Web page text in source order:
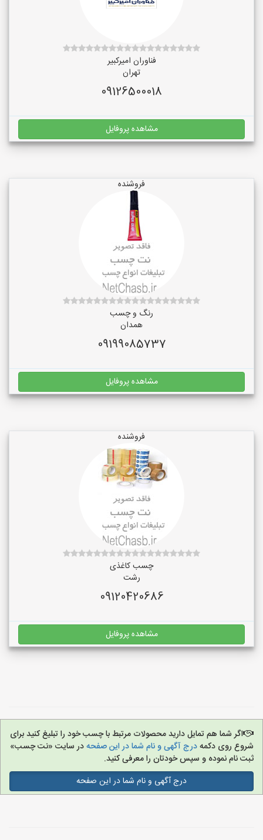
فناوران امیرکبیر
تهران
09126500018
مشاهده پروفایل
فروشنده
رنگ و چسب
همدان
09199085737
مشاهده پروفایل
فروشنده
چسب کاغذی
رشت
09120420686
مشاهده پروفایل
اگر شما هم تمایل دارید محصولات مرتبط با چسب خود را تبلیغ کنید برای
شروع روی دکمهدرج آگهی و نام شما در این صفحهدر سایت «نت چسب»
ثبت نام نموده و سپس خودتان را معرفی کنید.
درج آگهی و نام شما در این صفحه